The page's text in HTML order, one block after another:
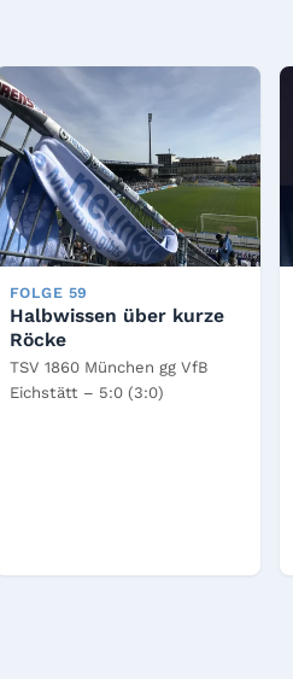
FOLGE 59
Halbwissen über kurze
Röcke
TSV 1860 München gg VfB
Eichstätt – 5:0 (3:0)